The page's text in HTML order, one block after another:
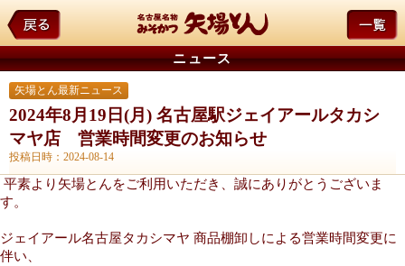
ニュース
矢場とん最新ニュース
2024年8月19日(月) 名古屋駅ジェイアールタカシ
マヤ店 営業時間変更のお知らせ
投稿日時：2024-08-14
平素より矢場とんをご利用いただき、誠にありがとうございま
す。
ジェイアール名古屋タカシマヤ 商品棚卸しによる営業時間変更に
伴い、